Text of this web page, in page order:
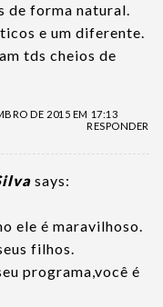
de forma natural.
e um diferente.
tds cheios de
DE 2015 EM 17:13
RESPONDER
says:
ele é maravilhoso.
filhos.
programa,você é